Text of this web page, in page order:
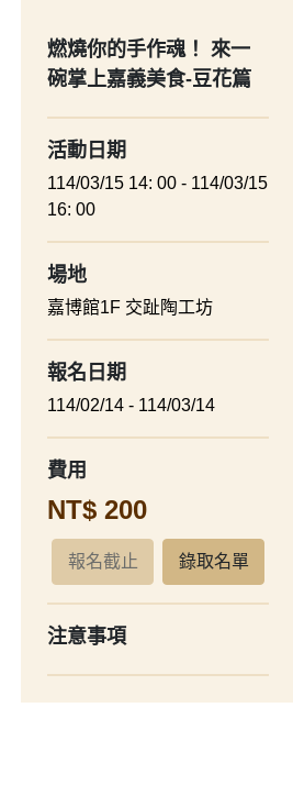
燃燒你的手作魂！ 來一
碗掌上嘉義美食-豆花篇
活動日期
114/03/15 14: 00 - 114/03/15
16: 00
場地
嘉博館1F 交趾陶工坊
報名日期
114/02/14 - 114/03/14
費用
NT$ 200
報名截止 錄取名單
注意事項